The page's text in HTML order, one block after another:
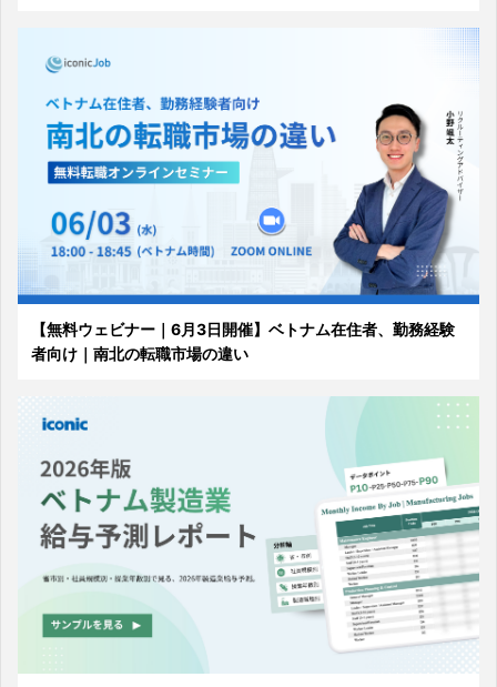
【無料ウェビナー｜6月3日開催】ベトナム在住者、勤務経験
者向け｜南北の転職市場の違い